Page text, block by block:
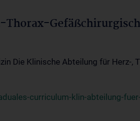
Die Klinische Abteilung für Herz-,
curriculum-klin-abteilung-